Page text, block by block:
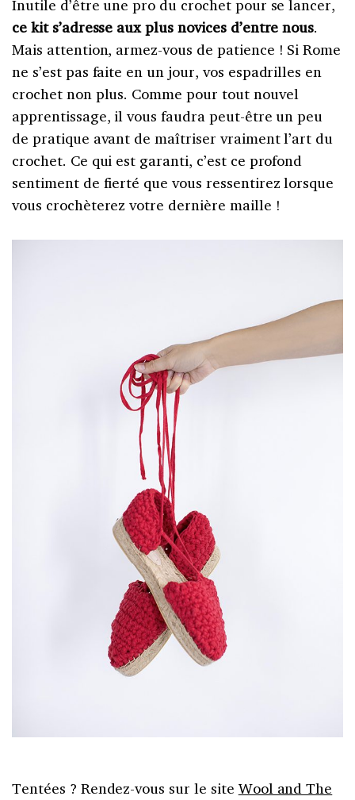
Inutile d’être une pro du crochet pour se lancer,
ce kit s’adresse aux plus novices d’entre nous.
Mais attention, armez-vous de patience ! Si Rome
ne s’est pas faite en un jour, vos espadrilles en
crochet non plus. Comme pour tout nouvel
apprentissage, il vous faudra peut-être un peu
de pratique avant de maîtriser vraiment l’art du
crochet. Ce qui est garanti, c’est ce profond
sentiment de fierté que vous ressentirez lorsque
vous crochèterez votre dernière maille !
Tentées ? Rendez-vous sur le site Wool and The